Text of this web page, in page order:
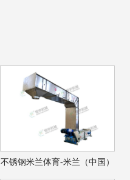
不锈钢米兰体育-米兰（中国）